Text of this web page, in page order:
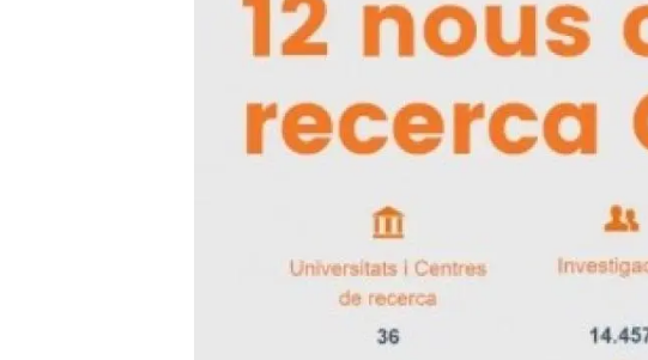
Ciència oberta i gestió del coneixement
Synthesis Actions